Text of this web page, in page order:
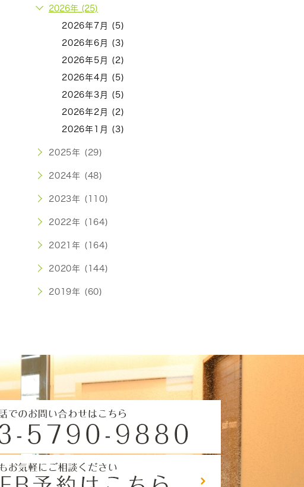
2026年 (25)
2026年7月 (5)
2026年6月 (3)
2026年5月 (2)
2026年4月 (5)
2026年3月 (5)
2026年2月 (2)
2026年1月 (3)
2025年 (29)
2024年 (48)
2023年 (110)
2022年 (164)
2021年 (164)
2020年 (144)
2019年 (60)